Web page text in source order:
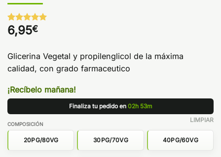
Valorado
con5 de 5
1
valoración
de un
cliente
6,95€
Glicerina Vegetal y propilenglicol de la máxima
calidad, con grado farmaceutico
¡Recíbelo mañana!
Finaliza tu pedido en 02h 53m
COMPOSICIÓN
20PG/80VG 30PG/70VG 40PG/60VG
LIMPIAR